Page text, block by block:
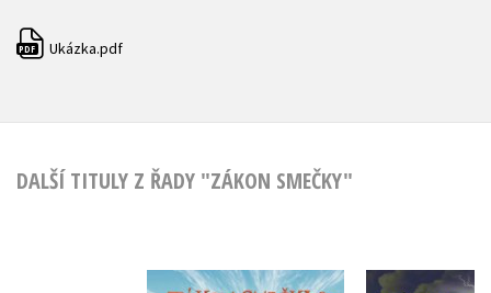
PDF Ukázka.pdf
DALŠÍ TITULY Z ŘADY "ZÁKON SMEČKY"